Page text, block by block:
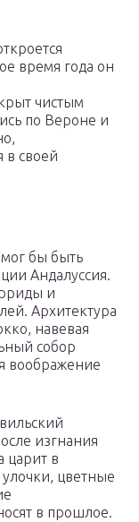
время года он
чистым
по Вероне и
в своей
бы быть
Андалуссия.
и
Архитектура
навевая
собор
воображение
изгнания
царит в
цветные
в прошлое.